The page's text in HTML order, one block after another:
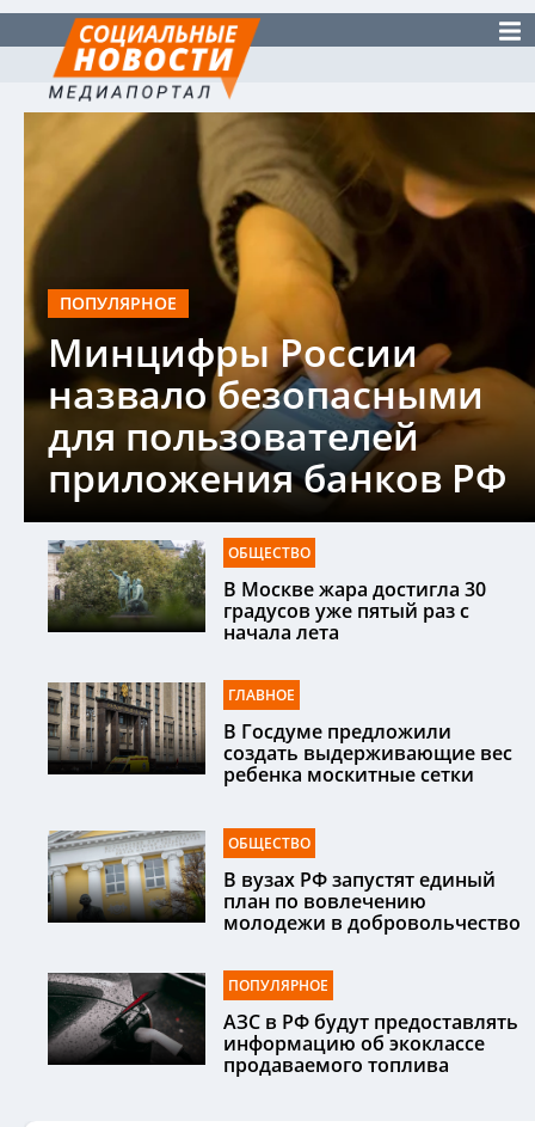
ПОПУЛЯРНОЕ
Минцифры России
назвало безопасными
для пользователей
приложения банков РФ
ОБЩЕСТВО
В Москве жара достигла 30
градусов уже пятый раз с
начала лета
ГЛАВНОЕ
В Госдуме предложили
создать выдерживающие вес
ребенка москитные сетки
ОБЩЕСТВО
В вузах РФ запустят единый
план по вовлечению
молодежи в добровольчество
ПОПУЛЯРНОЕ
АЗС в РФ будут предоставлять
информацию об экоклассе
продаваемого топлива